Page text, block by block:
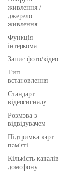
живлення /
джерело
живлення
Функція
інтеркома
Запис фото/відео
Тип
встановлення
Стандарт
відеосигналу
Розмова з
відвідувачем
Підтримка карт
пам'яті
Кількість каналів
домофону